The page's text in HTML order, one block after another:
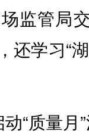
监管局
还学习“